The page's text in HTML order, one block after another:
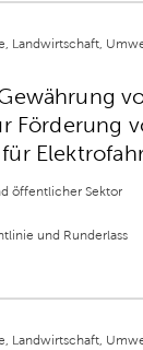
Landwirtschaft,
Förderung
öffentlicher Sektor
und Runderlass
Landwirtschaft,